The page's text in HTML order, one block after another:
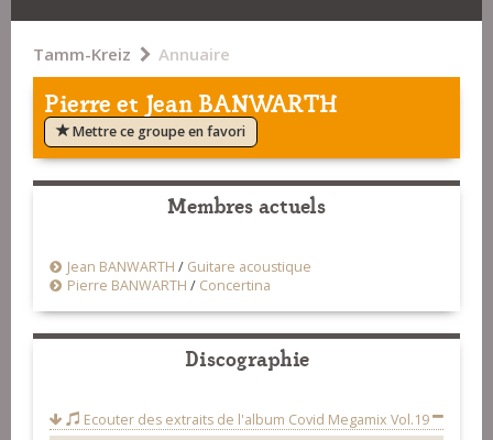
Tamm-Kreiz Annuaire
Pierre et Jean BANWARTH
Mettre ce groupe en favori
Membres actuels
Jean BANWARTH / Guitare acoustique
Pierre BANWARTH / Concertina
Discographie
Ecouter des extraits de l'album Covid Megamix Vol.19